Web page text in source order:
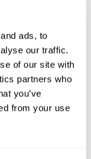
ads, to
our traffic.
of our site with
partners who
you’ve
from your use
apprentissage
aider